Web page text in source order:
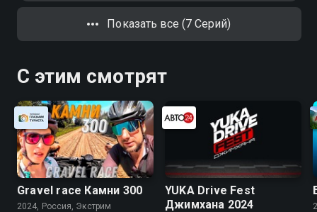
Показать все (7 Серий)
С этим смотрят
Gravel race Камни 300
2024, Россия, Экстрим
YUKA Drive Fest
Джимхана 2024